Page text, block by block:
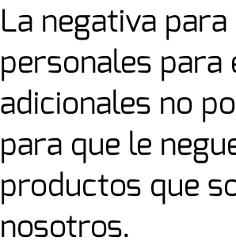
La negativa
personales
adicionales no
para que le
productos que
nosotros.